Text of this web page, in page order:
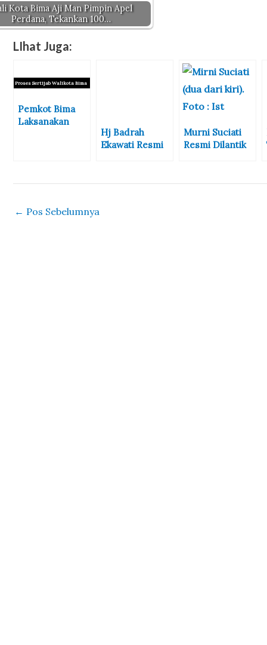
Kota Bima Aji Man Pimpin Apel
Perdana, Tekankan 100…
LIhat Juga:
Proses Sertijab Walikota Bima
Pemkot Bima
Laksanakan
Hj Badrah
Ekawati Resmi
Kota Bima,
Murni Suciati
Resmi Dilantik
Kabupaten Bima
← Pos Sebelumnya